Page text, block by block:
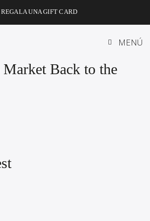
REGALA UNA GIFT CARD
MENÚ
Back to the